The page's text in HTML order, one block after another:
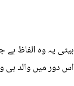
بیٹی یہ وہ الفاظ
اس دور میں والد